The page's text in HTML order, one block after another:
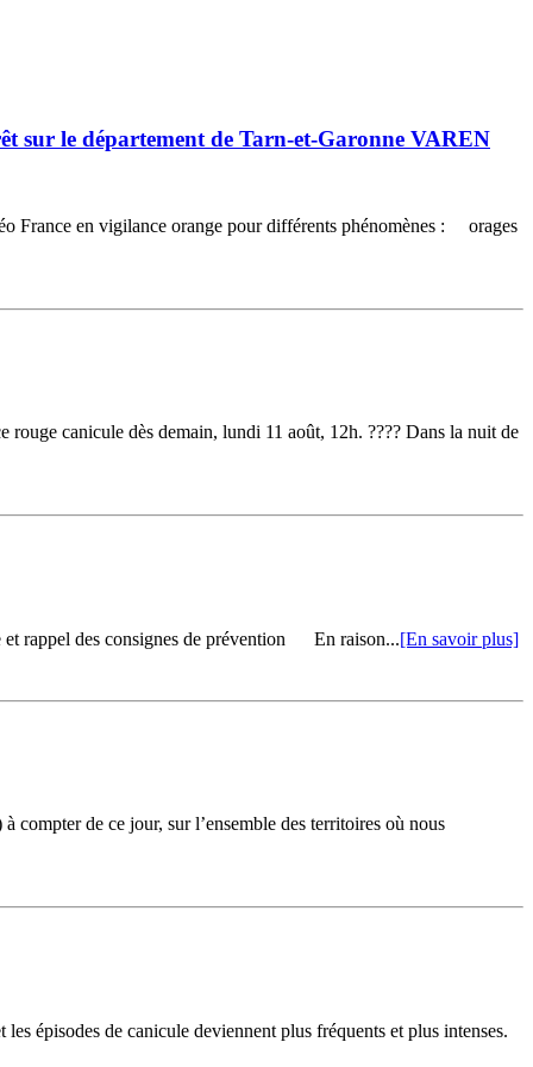
sur le département de Tarn-et-Garonne VAREN
France en vigilance orange pour différents phénomènes : orages
canicule dès demain, lundi 11 août, 12h. ???? Dans la nuit de
et rappel des consignes de prévention En raison...[En savoir plus]
compter de ce jour, sur l’ensemble des territoires où nous
épisodes de canicule deviennent plus fréquents et plus intenses.